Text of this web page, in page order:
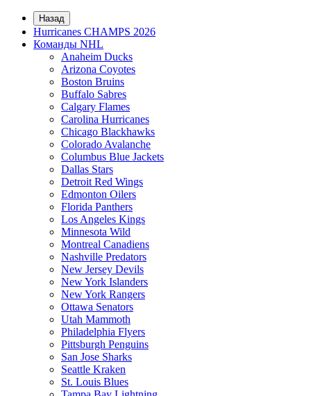
Назад
Hurricanes CHAMPS 2026
Команды NHL
Anaheim Ducks
Arizona Coyotes
Boston Bruins
Buffalo Sabres
Calgary Flames
Carolina Hurricanes
Chicago Blackhawks
Colorado Avalanche
Columbus Blue Jackets
Dallas Stars
Detroit Red Wings
Edmonton Oilers
Florida Panthers
Los Angeles Kings
Minnesota Wild
Montreal Canadiens
Nashville Predators
New Jersey Devils
New York Islanders
New York Rangers
Ottawa Senators
Utah Mammoth
Philadelphia Flyers
Pittsburgh Penguins
San Jose Sharks
Seattle Kraken
St. Louis Blues